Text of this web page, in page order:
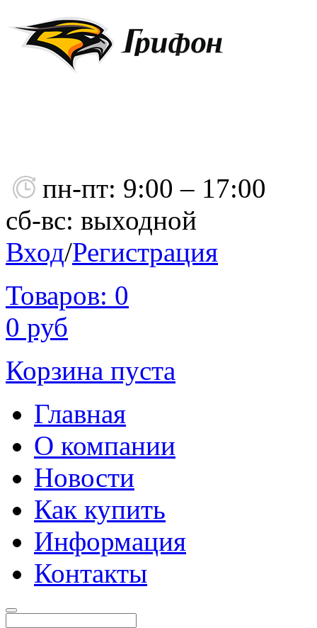
пн-пт: 9:00 – 17:00
сб-вс: выходной
Вход/Регистрация
Товаров: 0
0 руб
Корзина пуста
Главная
О компании
Новости
Как купить
Информация
Контакты